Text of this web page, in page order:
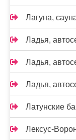
Лагуна,
Ладья,
Ладья,
Ладья,
Латунские
Лексус-